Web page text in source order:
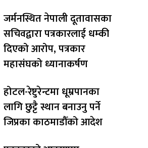
जर्मनस्थित नेपाली दूतावासका
सचिवद्वारा पत्रकारलाई धम्की
दिएको आरोप, पत्रकार
महासंघको ध्यानाकर्षण
होटल-रेष्टुरेन्टमा धूम्रपानका
लागि छुट्टै स्थान बनाउनु पर्ने
जिप्रका काठमाडौँको आदेश